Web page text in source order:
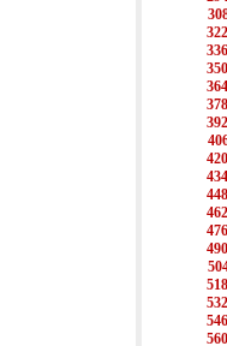
322
336
350
364
378
392
420
434
448
462
476
490
518
532
546
560